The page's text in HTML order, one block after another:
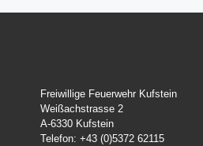
Freiwillige Feuerwehr Kufstein
Weißachstrasse 2
A-6330 Kufstein
Telefon: +43 (0)5372 62115